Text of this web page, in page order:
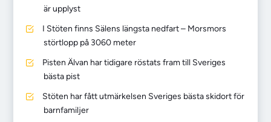
är upplyst
I Stöten finns Sälens längsta nedfart – Morsmors
störtlopp på 3060 meter
Pisten Älvan har tidigare röstats fram till Sveriges
bästa pist
Stöten har fått utmärkelsen Sveriges bästa skidort för
barnfamiljer